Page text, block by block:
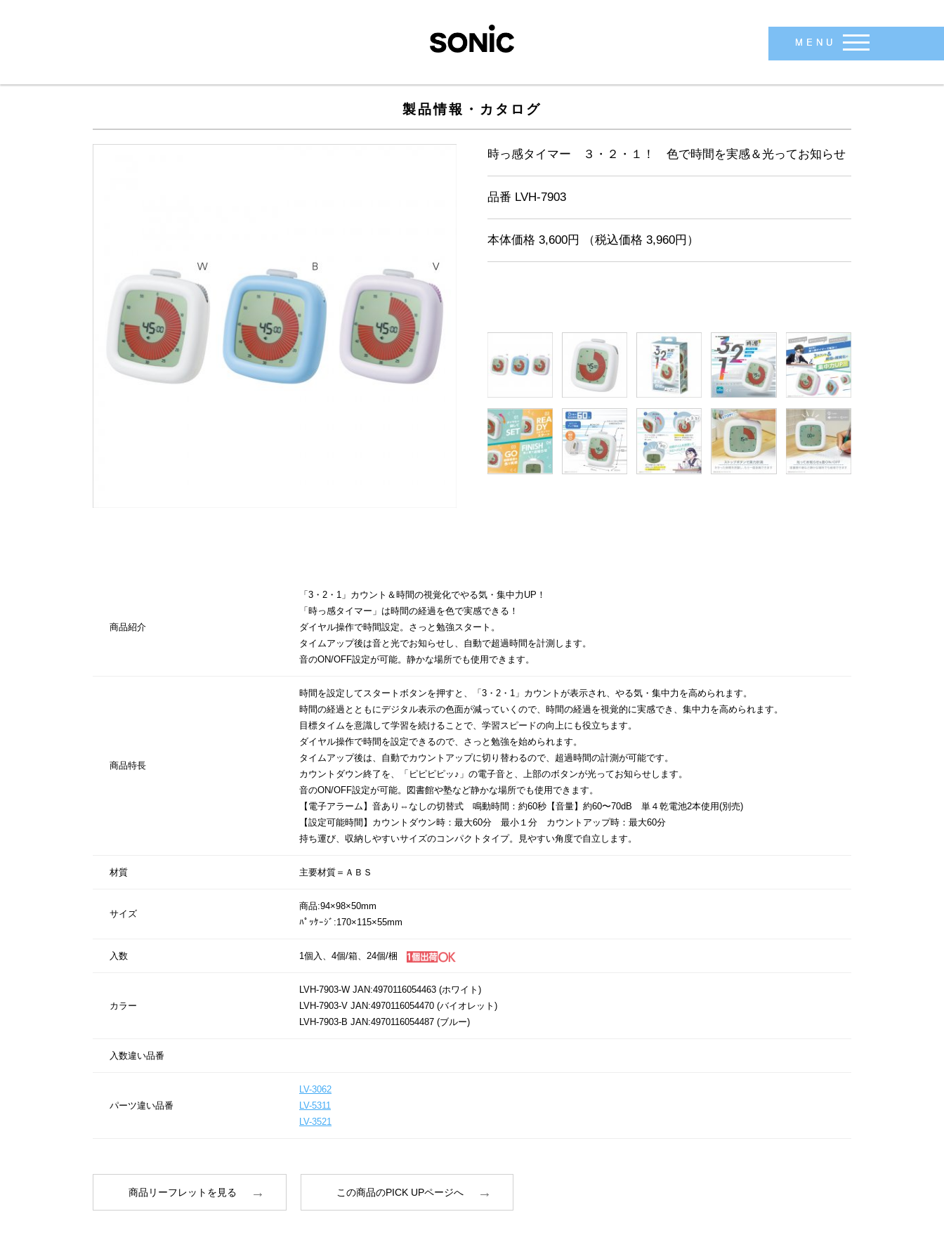
MENU
製品情報・カタログ
時っ感タイマー ３・２・１！ 色で時間を実感＆光ってお知らせ
品番 LVH-7903
本体価格 3,600円 （税込価格 3,960円）
商品紹介
「3・2・1」カウント＆時間の視覚化でやる気・集中力UP！
「時っ感タイマー」は時間の経過を色で実感できる！
ダイヤル操作で時間設定。さっと勉強スタート。
タイムアップ後は音と光でお知らせし、自動で超過時間を計測します。
音のON/OFF設定が可能。静かな場所でも使用できます。
商品特長
時間を設定してスタートボタンを押すと、「3・2・1」カウントが表示され、やる気・集中力を高められます。
時間の経過とともにデジタル表示の色面が減っていくので、時間の経過を視覚的に実感でき、集中力を高められます。
目標タイムを意識して学習を続けることで、学習スピードの向上にも役立ちます。
ダイヤル操作で時間を設定できるので、さっと勉強を始められます。
タイムアップ後は、自動でカウントアップに切り替わるので、超過時間の計測が可能です。
カウントダウン終了を、「ピピピピッ♪」の電子音と、上部のボタンが光ってお知らせします。
音のON/OFF設定が可能。図書館や塾など静かな場所でも使用できます。
【電子アラーム】音あり⇔なしの切替式 鳴動時間：約60秒【音量】約60〜70dB 単４乾電池2本使用(別売)
【設定可能時間】カウントダウン時：最大60分 最小１分 カウントアップ時：最大60分
持ち運び、収納しやすいサイズのコンパクトタイプ。見やすい角度で自立します。
材質 主要材質＝ＡＢＳ
サイズ
商品:94×98×50mm
ﾊﾟｯｹｰｼﾞ:170×115×55mm
入数 1個入、4個/箱、24個/梱
カラー
LVH-7903-W JAN:4970116054463 (ホワイト)
LVH-7903-V JAN:4970116054470 (バイオレット)
LVH-7903-B JAN:4970116054487 (ブルー)
入数違い品番
パーツ違い品番
LV-3062
LV-5311
LV-3521
商品リーフレットを見る この商品のPICK UPページへ